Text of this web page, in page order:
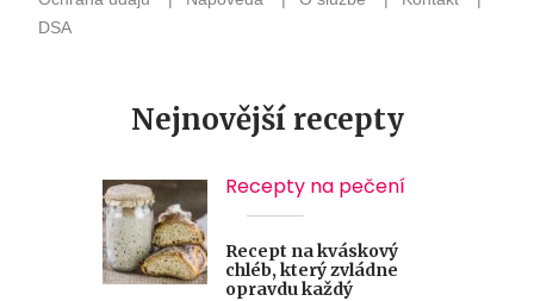
Nejnovější recepty
Recepty na pečení
Recept na kváskový
chléb, který zvládne
opravdu každý